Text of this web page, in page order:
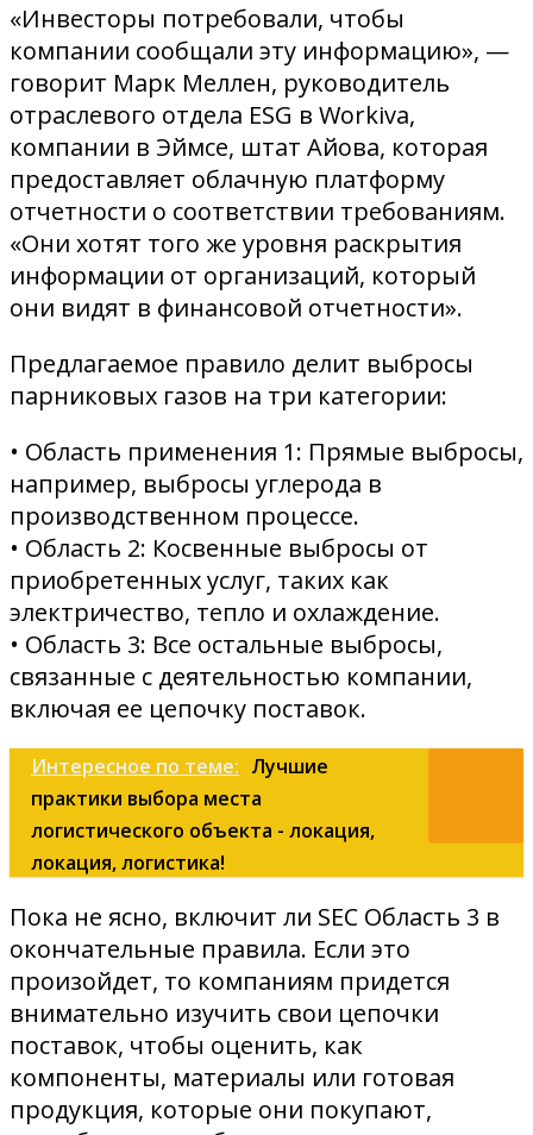
«Инвесторы потребовали, чтобы
компании сообщали эту информацию», —
говорит Марк Меллен, руководитель
отраслевого отдела ESG в Workiva,
компании в Эймсе, штат Айова, которая
предоставляет облачную платформу
отчетности о соответствии требованиям.
«Они хотят того же уровня раскрытия
информации от организаций, который
они видят в финансовой отчетности».
Предлагаемое правило делит выбросы
парниковых газов на три категории:
• Область применения 1: Прямые выбросы,
например, выбросы углерода в
производственном процессе.
• Область 2: Косвенные выбросы от
приобретенных услуг, таких как
электричество, тепло и охлаждение.
• Область 3: Все остальные выбросы,
связанные с деятельностью компании,
включая ее цепочку поставок.
Интересное по теме: Лучшие
практики выбора места
логистического объекта - локация,
локация, логистика!
Пока не ясно, включит ли SEC Область 3 в
окончательные правила. Если это
произойдет, то компаниям придется
внимательно изучить свои цепочки
поставок, чтобы оценить, как
компоненты, материалы или готовая
продукция, которые они покупают,